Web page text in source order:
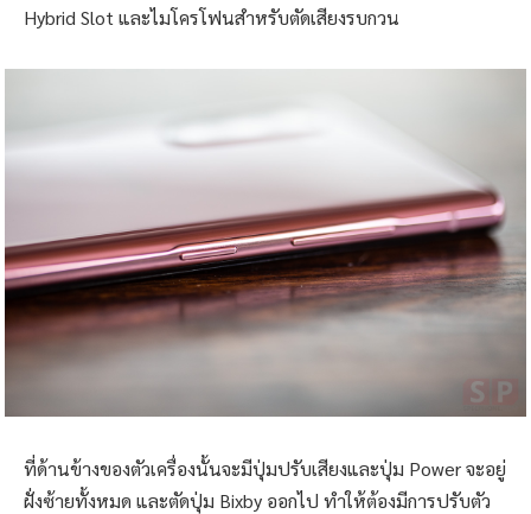
Hybrid Slot และไมโครโฟนสำหรับตัดเสียงรบกวน
ที่ด้านข้างของตัวเครื่องนั้นจะมีปุ่มปรับเสียงและปุ่ม Power จะอยู่
ฝั่งซ้ายทั้งหมด และตัดปุ่ม Bixby ออกไป ทำให้ต้องมีการปรับตัว